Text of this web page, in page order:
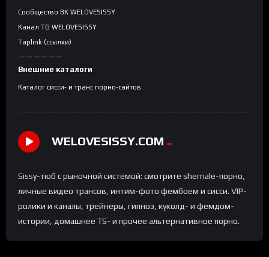
Сообщество ВК WELOVESISSY
Канал TG WELOVESISSY
Taplink (ссылки)
Внешние каталоги
Каталог сисси- и транс порно-сайтов
WELOVESISSY.COM
Sissy-тюб с рыночной системой: смотрите shemale-порно,
личные видео трансов, интим-фото фембоем и сисси. VIP-
ролики и каналы, трейнеры, гипноз, куколд- и фемдом-
истории, домашнее TS- и прочее альтернативное порно.